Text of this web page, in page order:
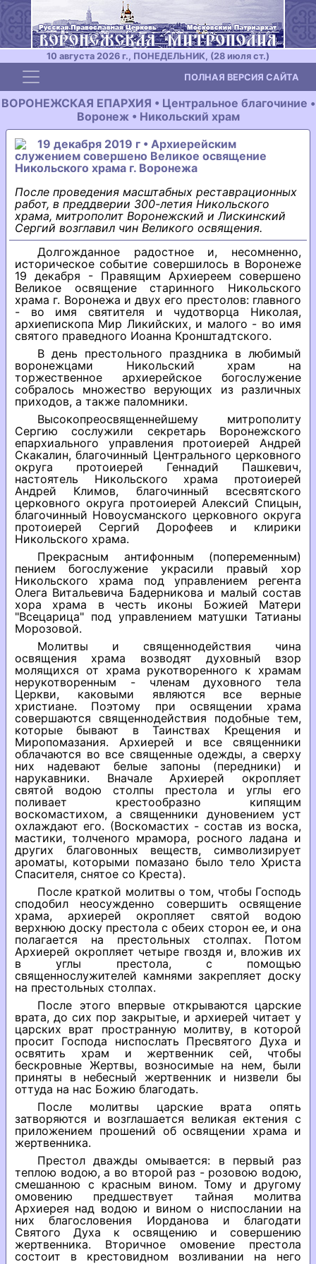
10 августа 2026 г., ПОНЕДЕЛЬНИК, (28 июля ст.)
Toggle navigation ПОЛНАЯ ВЕРСИЯ САЙТА
ВОРОНЕЖСКАЯ ЕПАРХИЯ • Центральное благочиние •
Воронеж • Никольский храм
19 декабря 2019 г • Архиерейским
служением совершено Великое освящение
Никольского храма г. Воронежа
После проведения масштабных реставрационных
работ, в преддверии 300-летия Никольского
храма, митрополит Воронежский и Лискинский
Сергий возглавил чин Великого освящения.
Долгожданное радостное и, несомненно,
историческое событие совершилось в Воронеже
19 декабря - Правящим Архиереем совершено
Великое освящение старинного Никольского
храма г. Воронежа и двух его престолов: главного
- во имя святителя и чудотворца Николая,
архиепископа Мир Ликийских, и малого - во имя
святого праведного Иоанна Кронштадтского.
В день престольного праздника в любимый
воронежцами Никольский храм на
торжественное архиерейское богослужение
собралось множество верующих из различных
приходов, а также паломники.
Высокопреосвященнейшему митрополиту
Сергию сослужили секретарь Воронежского
епархиального управления протоиерей Андрей
Скакалин, благочинный Центрального церковного
округа протоиерей Геннадий Пашкевич,
настоятель Никольского храма протоиерей
Андрей Климов, благочинный всесвятского
церковного округа протоиерей Алексий Спицын,
благочинный Новоусманского церковного округа
протоиерей Сергий Дорофеев и клирики
Никольского храма.
Прекрасным антифонным (попеременным)
пением богослужение украсили правый хор
Никольского храма под управлением регента
Олега Витальевича Бадерникова и малый состав
хора храма в честь иконы Божией Матери
"Всецарица" под управлением матушки Татианы
Морозовой.
Молитвы и священнодействия чина
освящения храма возводят духовный взор
молящихся от храма рукотворенного к храмам
нерукотворенным - членам духовного тела
Церкви, каковыми являются все верные
христиане. Поэтому при освящении храма
совершаются священнодействия подобные тем,
которые бывают в Таинствах Крещения и
Миропомазания. Архиерей и все священники
облачаются во все священные одежды, а сверху
них надевают белые запоны (передники) и
нарукавники. Вначале Архиерей окропляет
святой водою столпы престола и углы его
поливает крестообразно кипящим
воскомастихом, а священники дуновением уст
охлаждают его. (Воскомастих - состав из воска,
мастики, толченого мрамора, росного ладана и
других благовонных веществ, символизирует
ароматы, которыми помазано было тело Христа
Спасителя, снятое со Креста).
После краткой молитвы о том, чтобы Господь
сподобил неосужденно совершить освящение
храма, архиерей окропляет святой водою
верхнюю доску престола с обеих сторон ее, и она
полагается на престольных столпах. Потом
Архиерей окропляет четыре гвоздя и, вложив их
в углы престола, с помощью
священнослужителей камнями закрепляет доску
на престольных столпах.
После этого впервые открываются царские
врата, до сих пор закрытые, и архиерей читает у
царских врат пространную молитву, в которой
просит Господа ниспослать Пресвятого Духа и
освятить храм и жертвенник сей, чтобы
бескровные Жертвы, возносимые на нем, были
приняты в небесный жертвенник и низвели бы
оттуда на нас Божию благодать.
После молитвы царские врата опять
затворяются и возглашается великая ектения с
приложением прошений об освящении храма и
жертвенника.
Престол дважды омывается: в первый раз
теплою водою, а во второй раз - розовою водою,
смешанною с красным вином. Тому и другому
омовению предшествует тайная молитва
Архиерея над водою и вином о ниспослании на
них благословения Иорданова и благодати
Святого Духа к освящению и совершению
жертвенника. Вторичное омовение престола
состоит в крестовидном возливании на него